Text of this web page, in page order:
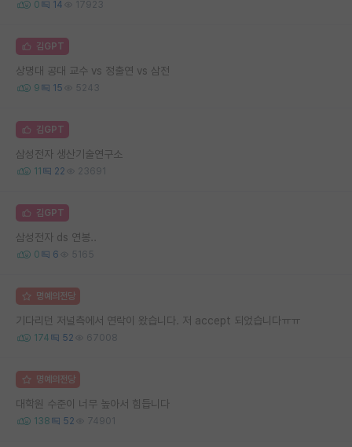
0 14 17923
김GPT
상명대 공대 교수 vs 정출연 vs 삼전
9 15 5243
김GPT
삼성전자 생산기술연구소
11 22 23691
김GPT
삼성전자 ds 연봉..
0 6 5165
명예의전당
기다리던 저널측에서 연락이 왔습니다. 저 accept 되었습니다ㅠㅠ
174 52 67008
명예의전당
대학원 수준이 너무 높아서 힘듭니다
138 52 74901